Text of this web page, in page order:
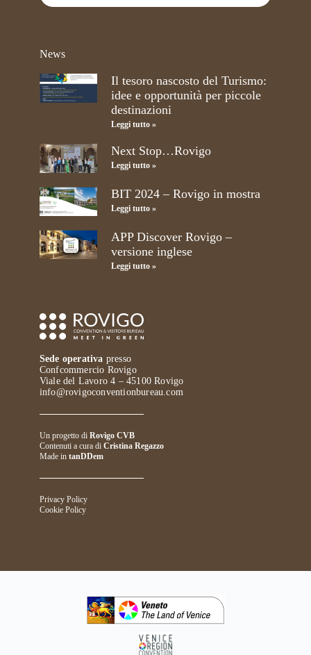
Sede operativa presso
Confcommercio Rovigo
Viale del Lavoro 4 – 45100 Rovigo
info@rovigoconventionbureau.com
Un progetto di Rovigo CVB
Contenuti a cura di Cristina Regazzo
Made in tanDDem
Privacy Policy
Cookie Policy
News
Il tesoro nascosto del Turismo:
idee e opportunità per piccole
destinazioni
Leggi tutto »
Next Stop…Rovigo
Leggi tutto »
BIT 2024 – Rovigo in mostra
Leggi tutto »
APP Discover Rovigo –
versione inglese
Leggi tutto »